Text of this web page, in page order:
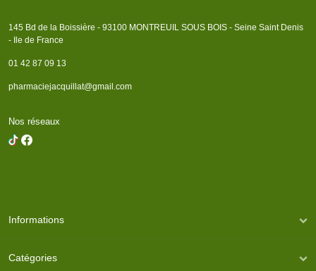
145 Bd de la Boissière - 93100 MONTREUIL SOUS BOIS - Seine Saint Denis
- Ile de France
01 42 87 09 13
pharmaciejacquillat@gmail.com
Nos réseaux
Informations
Catégories